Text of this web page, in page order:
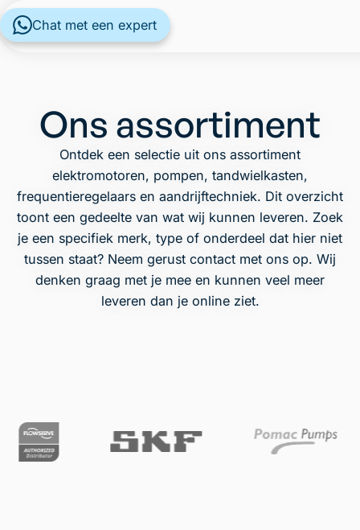
Ons assortiment
Ontdek een selectie uit ons assortiment
elektromotoren, pompen, tandwielkasten,
frequentieregelaars en aandrijftechniek. Dit overzicht
toont een gedeelte van wat wij kunnen leveren. Zoek
je een specifiek merk, type of onderdeel dat hier niet
tussen staat? Neem gerust contact met ons op. Wij
denken graag met je mee en kunnen veel meer
leveren dan je online ziet.
Chat met een expert